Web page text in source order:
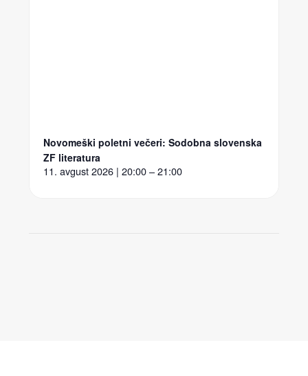
Novomeški poletni večeri: Sodobna slovenska
ZF literatura
11. avgust 2026 | 20:00 – 21:00